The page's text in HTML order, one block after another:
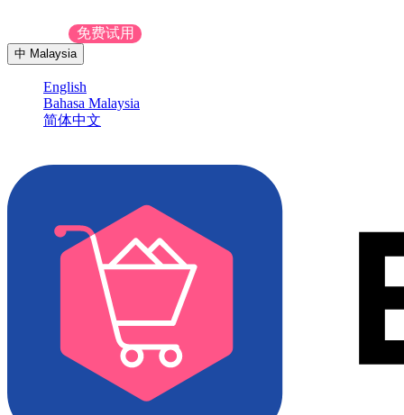
免费试用
中 Malaysia
English
Bahasa Malaysia
简体中文